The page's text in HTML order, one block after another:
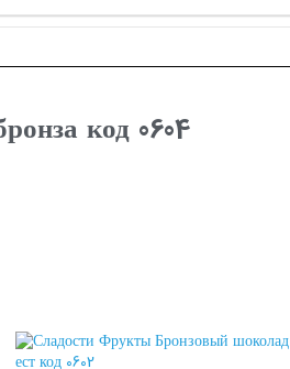
код 0604